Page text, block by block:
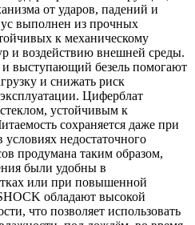
от ударов, падений и
выполнен из прочных
к механическому
и воздействию внешней среды.
выступающий безель помогают
и снижать риск
Циферблат
устойчивым к
сохраняется даже при
недостаточного
продумана таким образом,
были удобны в
или при повышенной
обладают высокой
что позволяет использовать